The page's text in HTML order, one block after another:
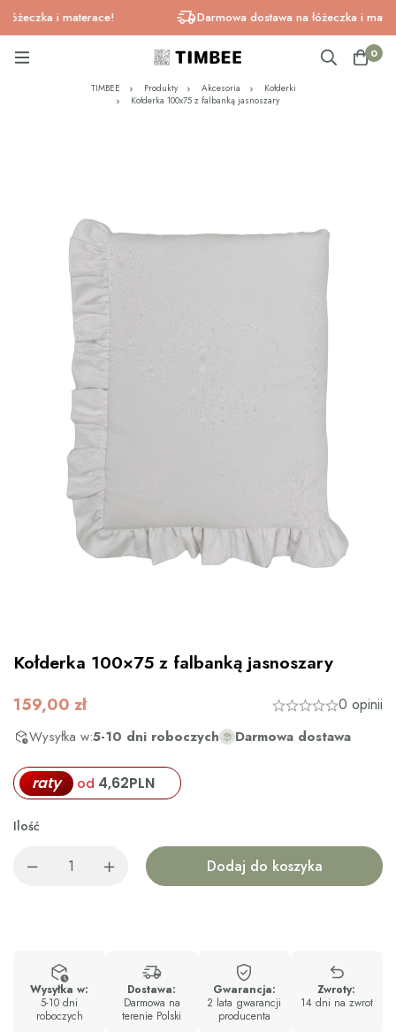
i materace! Darmowa dostawa na łóżeczka i
0
TIMBEE Produkty Akcesoria
Kołderki
Kołderka 100x75 z falbanką jasnoszary
Kołderka 100×75 z falbanką jasnoszary
159,00 zł 0 opinii
Wysyłka w:5-10 dni roboczych Darmowa dostawa
raty od 4,62PLN
Ilość
Dodaj do koszyka
Wysyłka w:
5-10 dni
roboczych
Dostawa:
Darmowa na
terenie Polski
Gwarancja:
2 lata gwarancji
producenta
Zwroty:
14 dni na zwrot